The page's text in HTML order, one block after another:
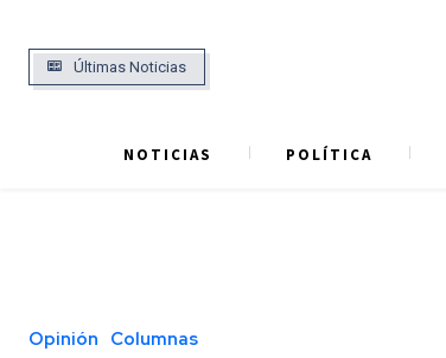
Últimas Noticias
NOTICIAS POLÍTICA
Opinión Columnas